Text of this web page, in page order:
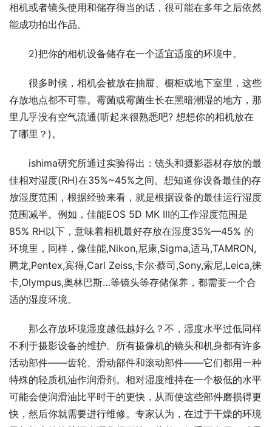
相机或者镜头使用和储存得当的话，很可能在多年之后依然
能成功拍出作品。
2)把你的相机设备储存在一个适宜适度的环境中。
很多时候，相机会被放在抽屉、橱柜或地下室里，这些
存放地点都不可靠。霉菌或霉菌生长在黑暗潮湿的地方，那
里几乎没有空气流通(听起来很熟悉吧? 想想你的相机放在
了哪里？)。
ishima研究所通过实验得出：镜头和摄影器材存放的最
佳相对湿度(RH)在35%~45%之间。想知道你设备最佳的存
放湿度范围，根据经验来看，就是根据设备的最佳运行湿度
范围减半。例如，佳能EOS 5D MK III的工作湿度范围是
85% RH以下，意味着相机最好存放在湿度35%—45% 的
环境里，同样，像佳能,Nikon,尼康,Sigma,适马,TAMRON,
腾龙,Pentex,宾得,Carl Zeiss,卡尔·蔡司,Sony,索尼,Leica,徕
卡,Olympus,奥林巴斯…等镜头等存储保养，都需要一个合
适的湿度环境。
那么存放环境湿度越低越好么？不，湿度水平过低同样
不利于摄影设备的维护。所有摄像机的镜头和机身都有许多
活动部件——齿轮、滑动部件和滚动部件——它们都用一种
特殊的轻质机油作润滑剂。相对湿度维持在一个极低的水平
可能会使润滑油比平时干的更快，从而使这些部件磨损得更
快，然后你就需要进行维修。专家认为，在过于干燥的环境